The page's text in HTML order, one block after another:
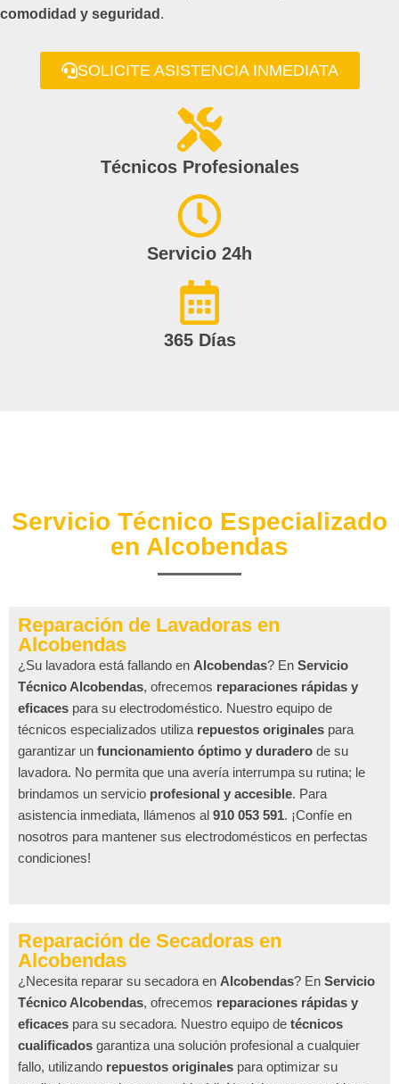
comodidad y seguridad .
SOLICITE ASISTENCIA INMEDIATA
Técnicos Profesionales
Servicio 24h
365 Días
Servicio Técnico Especializado
en Alcobendas
Reparación de Lavadoras en
Alcobendas
¿Su lavadora está fallando en Alcobendas? En Servicio
Técnico Alcobendas, ofrecemos reparaciones rápidas y
eficaces para su electrodoméstico. Nuestro equipo de
técnicos especializados utiliza repuestos originales para
garantizar un funcionamiento óptimo y duradero de su
lavadora. No permita que una avería interrumpa su rutina; le
brindamos un servicio profesional y accesible. Para
asistencia inmediata, llámenos al 910 053 591. ¡Confíe en
nosotros para mantener sus electrodomésticos en perfectas
condiciones!
Reparación de Secadoras en
Alcobendas
¿Necesita reparar su secadora en Alcobendas? En Servicio
Técnico Alcobendas, ofrecemos reparaciones rápidas y
eficaces para su secadora. Nuestro equipo de técnicos
cualificados garantiza una solución profesional a cualquier
fallo, utilizando repuestos originales para optimizar su